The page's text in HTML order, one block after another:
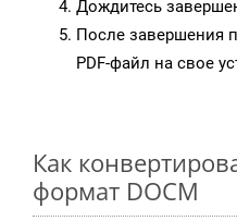
Дождитесь
После завершения
PDF-файл на свое
Как
формат DOCM